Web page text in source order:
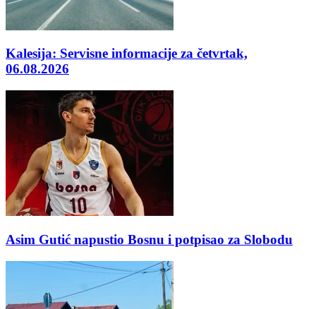
Kalesija: Servisne informacije za četvrtak,
06.08.2026
Asim Gutić napustio Bosnu i potpisao za Slobodu